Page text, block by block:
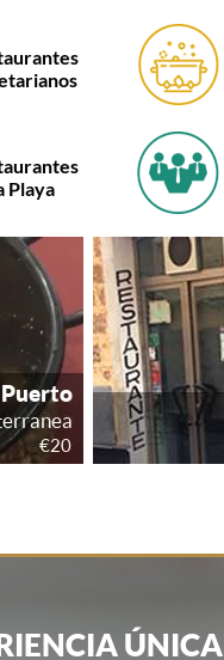
Playa
ÚNICA